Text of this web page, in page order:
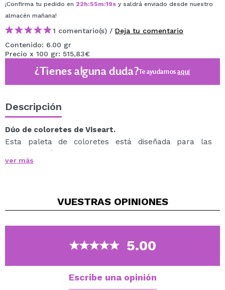
¡Confirma tu pedido en 22h:55m:19s y saldrá enviado desde nuestro
almacén mañana!
1 comentario(s) / Deja tu comentario
Contenido: 6.00 gr
Precio x 100 gr: 515,83€
¿Tienes alguna duda?Te ayudamosaquí
Descripción
Dúo de coloretes de Viseart.
Esta paleta de coloretes está diseñada para las
personas más exigentes.
Aumenta o difumina el color para conseguir un brillo a
sombras de ojos.
seleccionado como la explosión perfecta de vitalidad
fresca, jugosa y saludable.
ver más
VUESTRAS OPINIONES
5.00
Escribe una opinión